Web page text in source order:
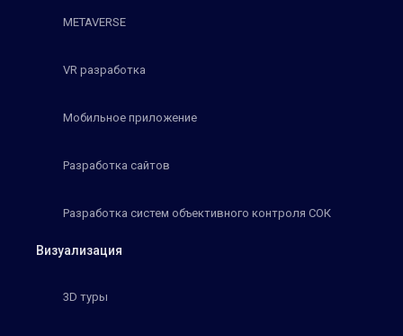
METAVERSE
VR разработка
Мобильное приложение
Разработка сайтов
Разработка систем объективного контроля СОК
Визуализация
3D туры